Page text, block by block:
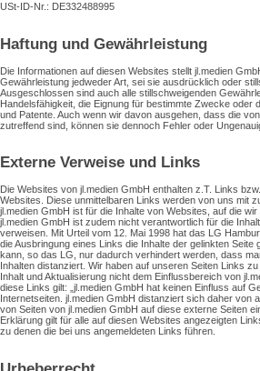
USt-ID-Nr.: DE332488995
Haftung und Gewährleistung
Die Informationen auf diesen Websites stellt jl.medien
Gewährleistung jedweder Art, sei sie ausdrücklich oder
Ausgeschlossen sind auch alle stillschweigenden
Handelsfähigkeit, die Eignung für bestimmte Zwecke
und Patente. Auch wenn wir davon ausgehen, dass die
zutreffend sind, können sie dennoch Fehler oder
Externe Verweise und Links
Die Websites von jl.medien GmbH enthalten z.T. Links
Websites. Diese unmittelbaren Links werden von uns mit
jl.medien GmbH ist für die Inhalte von Websites, auf die
jl.medien GmbH ist zudem nicht verantwortlich für die
verweisen. Mit Urteil vom 12. Mai 1998 hat das LG
die Ausbringung eines Links die Inhalte der gelinkten Seite
kann, so das LG, nur dadurch verhindert werden, dass
Inhalten distanziert. Wir haben auf unseren Seiten Links
Inhalt und Aktualisierung nicht dem Einflussbereich von
diese Links gilt: „jl.medien GmbH hat keinen Einfluss auf
Internetseiten. jl.medien GmbH distanziert sich daher von
von Seiten von jl.medien GmbH auf diese externe Seiten
Erklärung gilt für alle auf diesen Websites angezeigten
zu denen die bei uns angemeldeten Links führen.